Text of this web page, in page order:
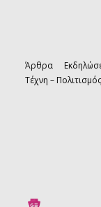
Άρθρα
Τέχνη – Πολιτισμός